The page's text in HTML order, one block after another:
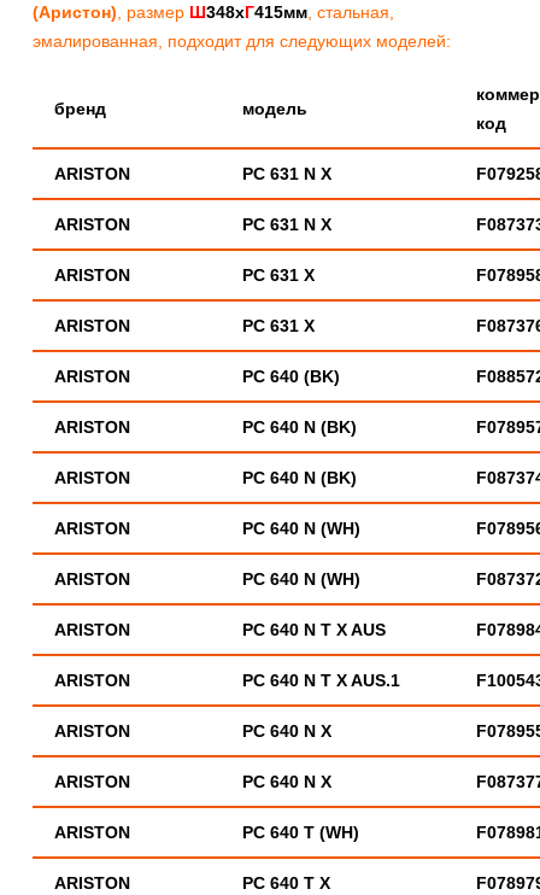
(Аристон) , размер Ш348хГ415мм , стальная,
эмалированная, подходит для следующих моделей:
бренд модель
код
ARISTON PC 631 N X
ARISTON PC 631 N X
ARISTON PC 631 X
ARISTON PC 631 X
ARISTON PC 640 (BK)
ARISTON PC 640 N (BK)
ARISTON PC 640 N (BK)
ARISTON PC 640 N (WH)
ARISTON PC 640 N (WH)
ARISTON PC 640 N T X AUS
ARISTON PC 640 N T X AUS.1
ARISTON PC 640 N X
ARISTON PC 640 N X
ARISTON PC 640 T (WH)
ARISTON PC 640 T X